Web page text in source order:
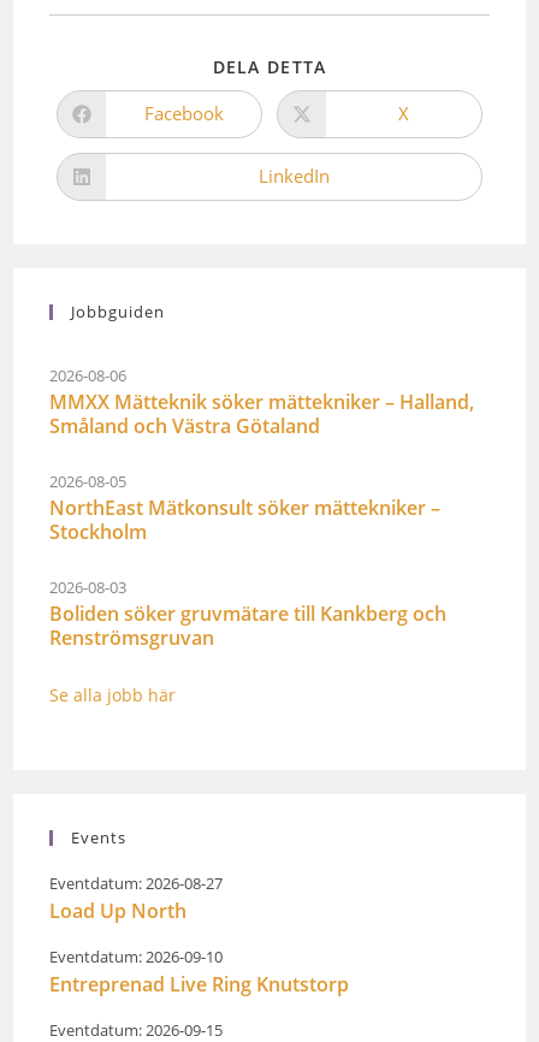
DELA DETTA
Facebook X
LinkedIn
Jobbguiden
2026-08-06
MMXX Mätteknik söker mättekniker – Halland,
Småland och Västra Götaland
2026-08-05
NorthEast Mätkonsult söker mättekniker –
Stockholm
2026-08-03
Boliden söker gruvmätare till Kankberg och
Renströmsgruvan
Se alla jobb här
Events
Eventdatum: 2026-08-27
Load Up North
Eventdatum: 2026-09-10
Entreprenad Live Ring Knutstorp
Eventdatum: 2026-09-15